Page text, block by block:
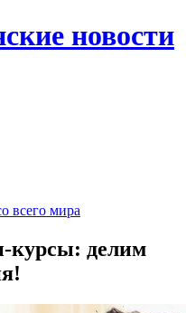
новости
курсы: делим